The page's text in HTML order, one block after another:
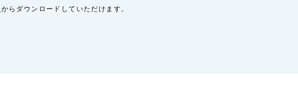
からダウンロードしていただけます。